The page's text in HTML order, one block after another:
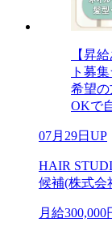
【昇
ト募
希望
OKで
07月29日UP
HAIR
候補(株式会
月給300,000